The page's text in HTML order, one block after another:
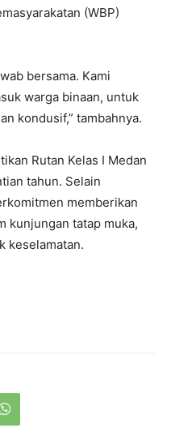
(WBP)
bersama. Kami
warga binaan, untuk
kondusif,” tambahnya.
Rutan Kelas I Medan
tahun. Selain
memberikan
kunjungan tatap muka,
keselamatan.